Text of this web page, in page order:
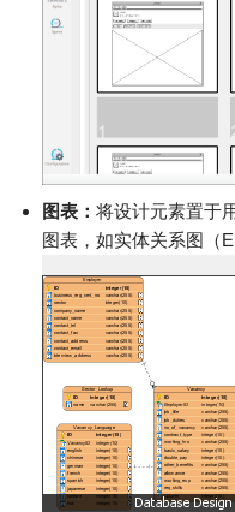
图表： 将设计元素置于
图表，如实体关系图（